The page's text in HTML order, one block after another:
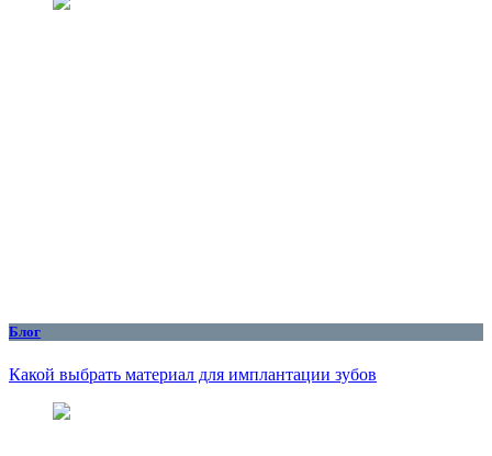
Блог
Какой выбрать материал для имплантации зубов